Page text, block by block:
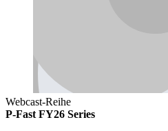
Webcast-Reihe
P-Fast FY26 Series